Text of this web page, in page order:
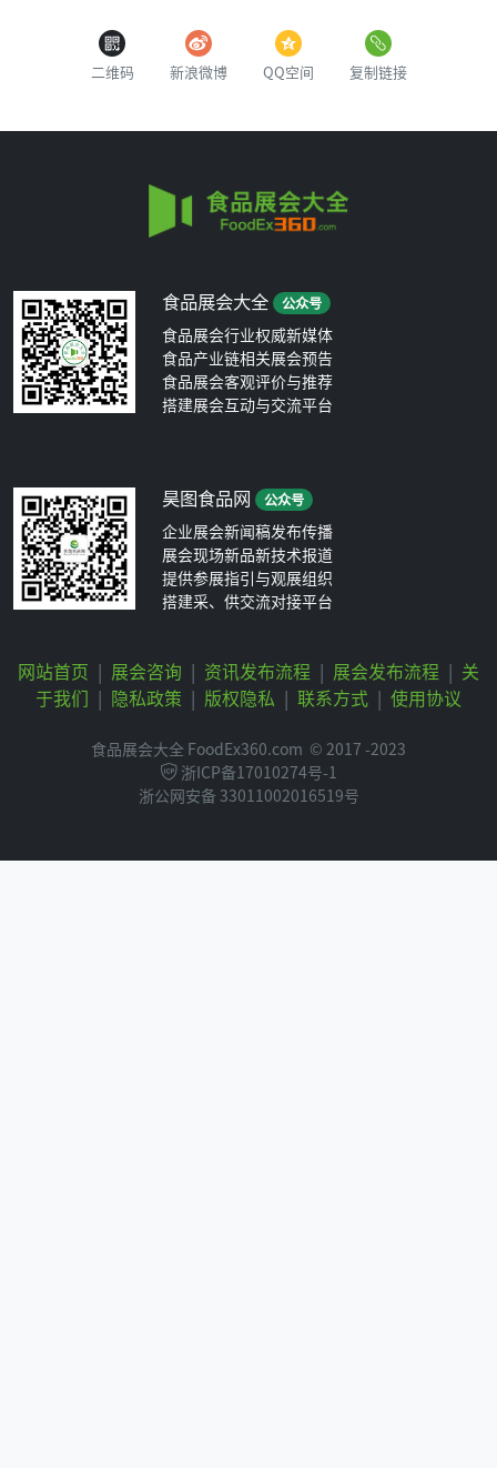
二维码 新浪微博 QQ空间 复制链接
食品展会大全 公众号
食品展会行业权威新媒体
食品产业链相关展会预告
食品展会客观评价与推荐
搭建展会互动与交流平台
昊图食品网 公众号
企业展会新闻稿发布传播
展会现场新品新技术报道
提供参展指引与观展组织
搭建采、供交流对接平台
网站首页 | 展会咨询 | 资讯发布流程 | 展会发布流程 | 关
于我们 | 隐私政策 | 版权隐私 | 联系方式 | 使用协议
食品展会大全 FoodEx360.com © 2017 -2023
浙ICP备17010274号-1
浙公网安备 33011002016519号